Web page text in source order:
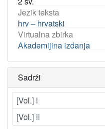
Jezik teksta
hrv – hrvatski
Virtualna zbirka
Akademijina izdanja
Sadrži
[Vol.] I
[Vol.] II